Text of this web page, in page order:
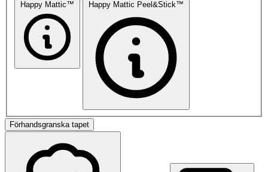
Happy Mattic™ Happy Mattic Peel&Stick™
Förhandsgranska tapet